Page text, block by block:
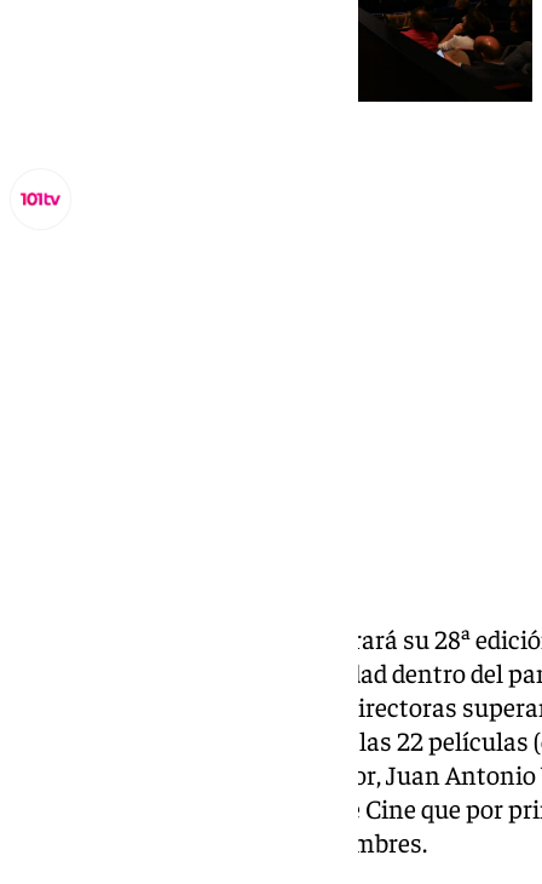
, que celebrará su 28ª
avanzando en materia de igualdad dentro del
primera vez en su historia, las directoras
Oficial a competición, con 13 de las 22
mujeres. Así lo explicó el director, Juan
presentación en la Academia de Cine que por
seleccionadas superan a los hombres.